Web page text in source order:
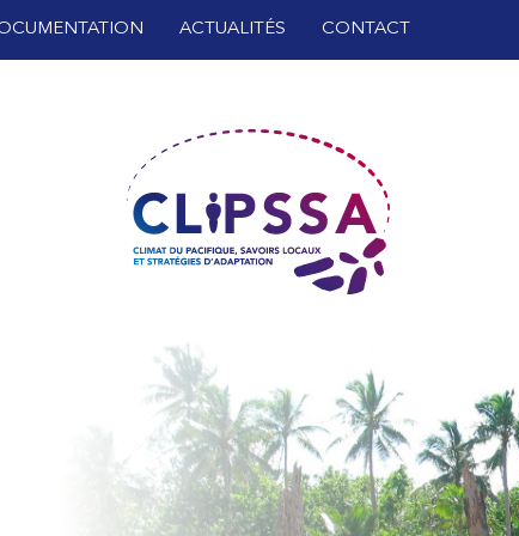
ACTUALITÉS CONTACT